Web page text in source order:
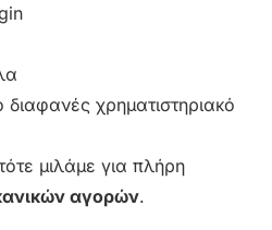
διαφανές χρηματιστηριακό
μιλάμε για πλήρη
αγορών.